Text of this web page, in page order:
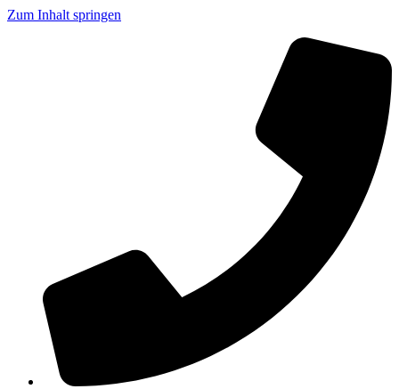
Zum Inhalt springen